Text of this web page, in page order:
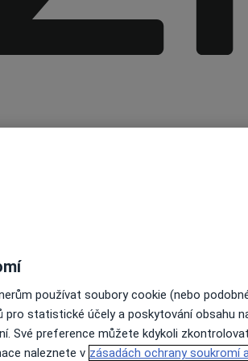
používat soubory cookie (nebo
pro statistické účely a poskytování obsahu
Své preference můžete kdykoli
naleznete v zásadách ochrany soukromí